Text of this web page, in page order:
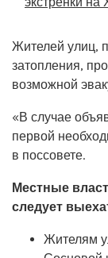
Жителей улиц,
затопления,
возможной
«В случае
первой
в поссовете.
Местные
следует
Жителям